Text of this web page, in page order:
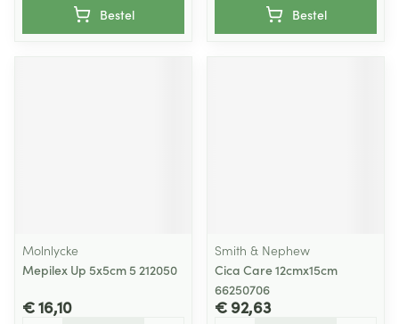
Bestel Bestel
Molnlycke
Mepilex Up 5x5cm 5 212050
€ 16,10
Smith & Nephew
Cica Care 12cmx15cm
66250706
€ 92,63